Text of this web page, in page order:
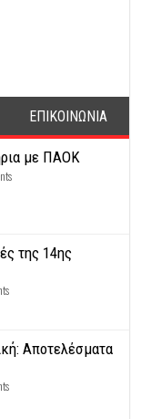
ΕΠΙΚΟΙΝΩΝΙΑ
με ΠΑΟΚ
της 14ης
Αποτελέσματα